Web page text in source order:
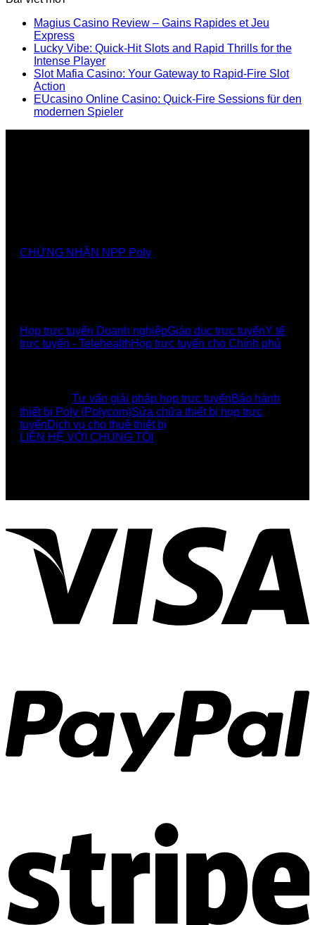
Magius Casino Review – Gains Rapides et Jeu
Express
Lucky Vibe: Quick‑Hit Slots and Rapid Thrills for the
Intense Player
Slot Mafia Casino: Your Gateway to Rapid‑Fire Slot
Action
EUcasino Online Casino: Quick‑Fire Sessions für den
modernen Spieler
CHỨNG NHẬN NPP Poly
Họp trực tuyến Doanh nghiệpGiáo dục trực tuyếnY tế
trực tuyến - TelehealthHọp trực tuyến cho Chính phủ
Tư vấn giải pháp họp trực tuyếnBảo hành
thiết bị Poly (Polycom)Sửa chữa thiết bị họp trực
tuyếnDịch vụ cho thuê thiết bị
LIÊN HỆ VỚI CHÚNG TÔI